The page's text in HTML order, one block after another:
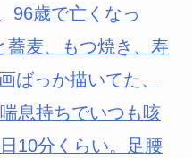
96歳で亡くなっ
蕎麦、もつ焼き、寿
ばっか描いてた、
息持ちでいつも咳
10分くらい。足腰